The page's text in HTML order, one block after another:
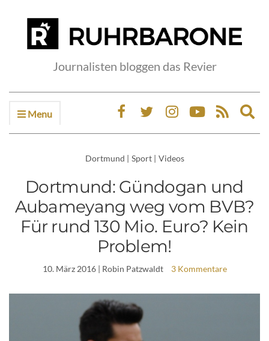
Journalisten bloggen das Revier
Menu
Dortmund | Sport | Videos
Dortmund: Gündogan und
Aubameyang weg vom BVB?
Für rund 130 Mio. Euro? Kein
Problem!
10. März 2016| Robin Patzwaldt 3 Kommentare